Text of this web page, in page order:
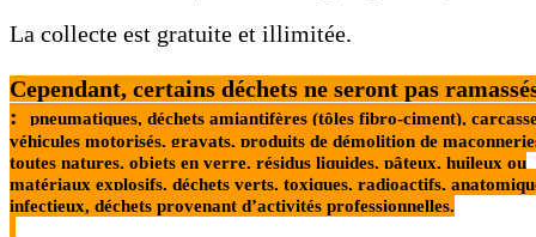
La collecte est gratuite et illimitée.
Cependant, certains déchets ne seront pas
:
pneumatiques, déchets amiantifères (tôles fibro-ciment),
véhicules motorisés, gravats, produits de démolition de
toutes natures, objets en verre, résidus liquides, pâteux, huileux ou
matériaux explosifs, déchets verts, toxiques, radioactifs,
infectieux, déchets provenant d’activités professionnelles.